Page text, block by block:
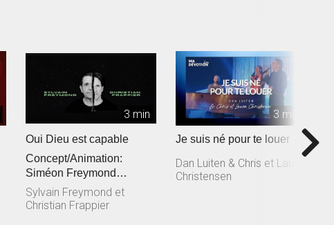
3 min
Oui Dieu est capable
Concept/Animation:
Siméon Freymond
Composition: Sylvain
Freymond en collaborat...
Sylvain Freymond et
Christian Frappier
3 min
Je suis né pour te louer
Dan Luiten & Chris et Laura
Christensen